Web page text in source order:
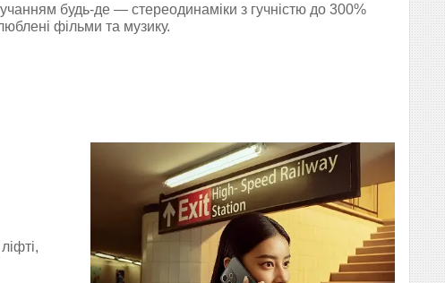
будь-де — стереодинаміки з гучністю до 300%
фільми та музику.